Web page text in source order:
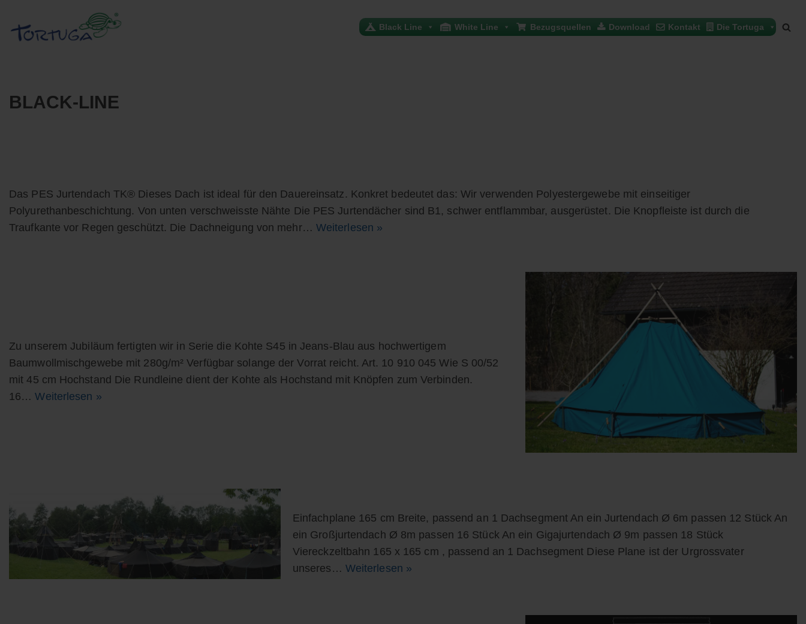
Zum
Black Line White Line Bezugsquellen Download Kontakt Die Tortuga
BLACK-LINE
Das PES Jurtendach TK® Dieses Dach ist ideal für den Dauereinsatz. Konkret bedeutet das: Wir verwenden Polyestergewebe mit einseitiger
Polyurethanbeschichtung. Von unten verschweisste Nähte Die PES Jurtendächer sind B1, schwer entflammbar, ausgerüstet. Die Knopfleiste ist durch die
Traufkante vor Regen geschützt. Die Dachneigung von mehr… Weiterlesen »
Zu unserem Jubiläum fertigten wir in Serie die Kohte S45 in Jeans-Blau aus hochwertigem
Baumwollmischgewebe mit 280g/m² Verfügbar solange der Vorrat reicht. Art. 10 910 045 Wie S 00/52
mit 45 cm Hochstand Die Rundleine dient der Kohte als Hochstand mit Knöpfen zum Verbinden.
16…Weiterlesen »
Einfachplane 165 cm Breite, passend an 1 Dachsegment An ein Jurtendach Ø 6m passen 12 Stück An
ein Großjurtendach Ø 8m passen 16 Stück An ein Gigajurtendach Ø 9m passen 18 Stück
Viereckzeltbahn 165 x 165 cm , passend an 1 Dachsegment Diese Plane ist der Urgrossvater
unseres… Weiterlesen »